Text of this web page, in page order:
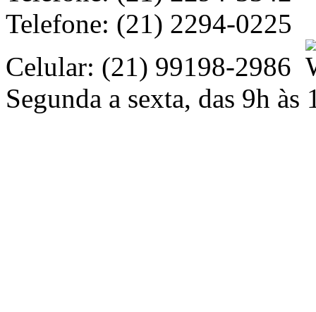
Telefone: (21) 2294-0225
Celular: (21) 99198-2986
Segunda a sexta, das 9h às